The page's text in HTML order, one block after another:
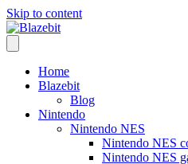
Skip to content
Home
Blazebit
Blog
Nintendo
Nintendo NES
Nintendo NES
Nintendo NES